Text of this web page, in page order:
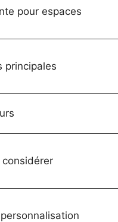
pour espaces
principales